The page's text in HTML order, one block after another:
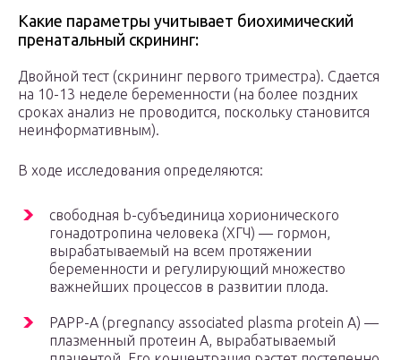
Какие параметры учитывает биохимический
пренатальный скрининг:
Двойной тест (скрининг первого триместра). Сдается
на 10-13 неделе беременности (на более поздних
сроках анализ не проводится, поскольку становится
неинформативным).
В ходе исследования определяются:
свободная b-субъединица хорионического
гонадотропина человека (ХГЧ) — гормон,
вырабатываемый на всем протяжении
беременности и регулирующий множество
важнейших процессов в развитии плода.
РАРР-А (pregnancy associated plasma protein A) —
плазменный протеин А, вырабатываемый